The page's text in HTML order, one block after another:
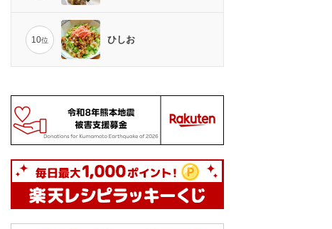
10位 ひしお